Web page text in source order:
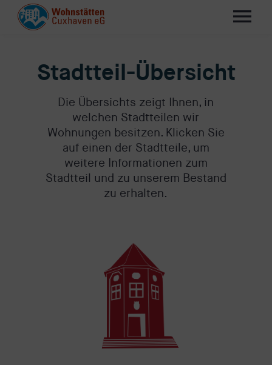
menu
Stadtteil-Übersicht
Die Übersichts zeigt Ihnen, in
welchen Stadtteilen wir
Wohnungen besitzen. Klicken Sie
auf einen der Stadtteile, um
weitere Informationen zum
Stadtteil und zu unserem Bestand
zu erhalten.